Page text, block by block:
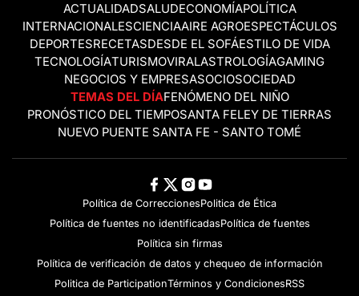
ACTUALIDADSALUDECONOMÍAPOLÍTICA
INTERNACIONALESCIENCIAAIRE AGROESPECTÁCULOS
DEPORTESRECETASDESDE EL SOFÁESTILO DE VIDA
TECNOLOGÍATURISMOVIRALASTROLOGÍAGAMING
NEGOCIOS Y EMPRESASOCIOSOCIEDAD
TEMAS DEL DÍAFENÓMENO DEL NIÑO
PRONÓSTICO DEL TIEMPOSANTA FELEY DE TIERRAS
NUEVO PUENTE SANTA FE - SANTO TOMÉ
Política de CorreccionesPolitica de Ética
Política de fuentes no identificadasPolítica de fuentes
Política sin firmas
Política de verificación de datos y chequeo de información
Politica de ParticipationTérminos y CondicionesRSS